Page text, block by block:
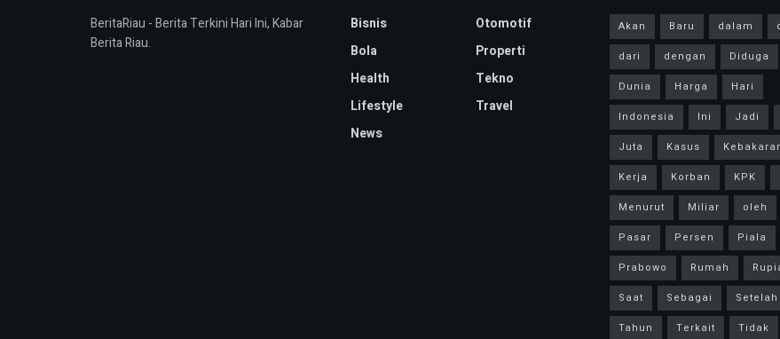
BeritaRiau - Berita Terkini Hari Ini, Kabar
Berita Riau.
Bisnis
Bola
Health
Lifestyle
News
Otomotif
Properti
Tekno
Travel
Akan Baru dalam
dari
dengan Diduga
Dunia
Harga
Hari
Indonesia
Ini Jadi
Juta
Kasus
Kerja
Korban KPK
Menurut
Miliar oleh
Pasar
Persen Piala
Prabowo
Rumah
Saat
Sebagai Setelah
Tahun
Terkait Tidak